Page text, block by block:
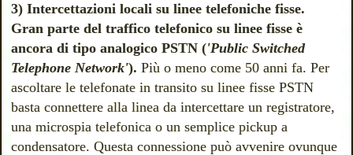
3) Intercettazioni locali su linee telefoniche fisse.
Gran parte del traffico telefonico su linee fisse è
ancora di tipo analogico PSTN ('Public Switched
Telephone Network').Più o meno come 50 anni fa. Per
ascoltare le telefonate in transito su linee fisse PSTN
basta connettere alla linea da intercettare un registratore,
una microspia telefonica o un semplice pickup a
condensatore. Questa connessione può avvenire ovunque